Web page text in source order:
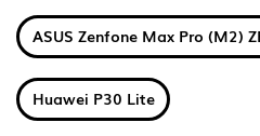
ASUS Zenfone Max Pro (M2)
Huawei P30 Lite